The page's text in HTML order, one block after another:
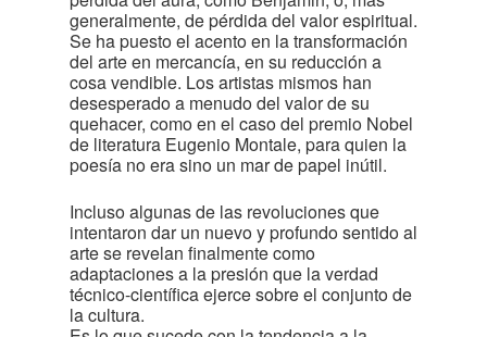
generalmente, de pérdida del valor espiritual.
Se ha puesto el acento en la transformación
del arte en mercancía, en su reducción a
cosa vendible. Los artistas mismos han
desesperado a menudo del valor de su
quehacer, como en el caso del premio Nobel
de literatura Eugenio Montale, para quien la
poesía no era sino un mar de papel inútil.
Incluso algunas de las revoluciones que
intentaron dar un nuevo y profundo sentido al
arte se revelan finalmente como
adaptaciones a la presión que la verdad
técnico-científica ejerce sobre el conjunto de
la cultura.